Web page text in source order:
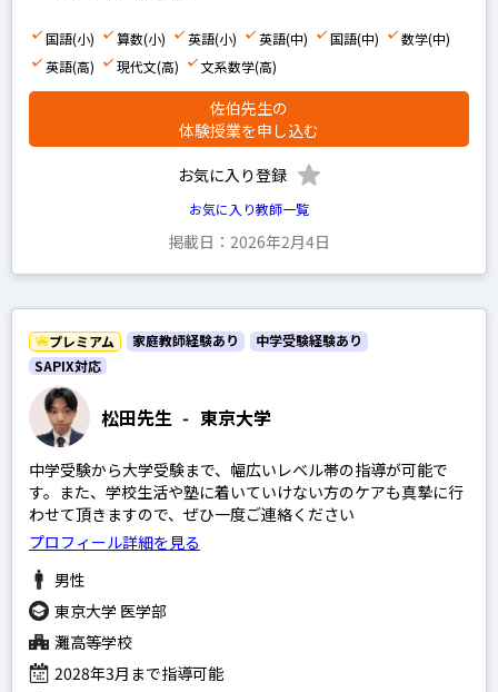
国語(小) 算数(小) 英語(小) 英語(中) 国語(中)
数学(中)
英語(高)
現代文(高) 文系数学(高)
佐伯先生の
体験授業を申し込む
お気に入り登録
お気に入り教師一覧
掲載日：2026年2月4日
松田先生 - 東京大学
プレミアム 家庭教師経験あり
中学受験経験あり
SAPIX対応
中学受験から大学受験まで、幅広いレベル帯の指導が可能で
す。また、学校生活や塾に着いていけない方のケアも真摯に行
わせて頂きますので、ぜひ一度ご連絡ください
プロフィール詳細を見る
男性
東京大学 医学部
灘高等学校
2028年3月まで指導可能